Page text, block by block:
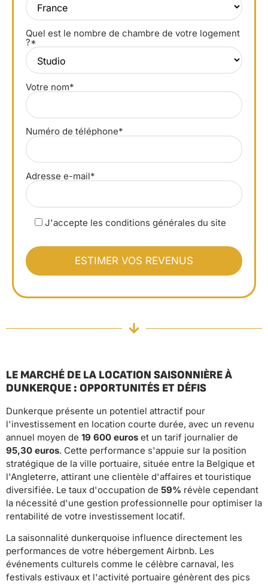
Quel est le nombre de chambre de votre logement
?*
Votre nom*
Numéro de téléphone*
Adresse e-mail*
J'accepte les conditions générales du site
LE MARCHÉ DE LA LOCATION SAISONNIÈRE À
DUNKERQUE : OPPORTUNITÉS ET DÉFIS
Dunkerque présente un potentiel attractif pour
l'investissement en location courte durée, avec un revenu
annuel moyen de 19 600 euros et un tarif journalier de
95,30 euros. Cette performance s'appuie sur la position
stratégique de la ville portuaire, située entre la Belgique et
l'Angleterre, attirant une clientèle d'affaires et touristique
diversifiée. Le taux d'occupation de 59% révèle cependant
la nécessité d'une gestion professionnelle pour optimiser la
rentabilité de votre investissement locatif.
La saisonnalité dunkerquoise influence directement les
performances de votre hébergement Airbnb. Les
événements culturels comme le célèbre carnaval, les
festivals estivaux et l'activité portuaire génèrent des pics